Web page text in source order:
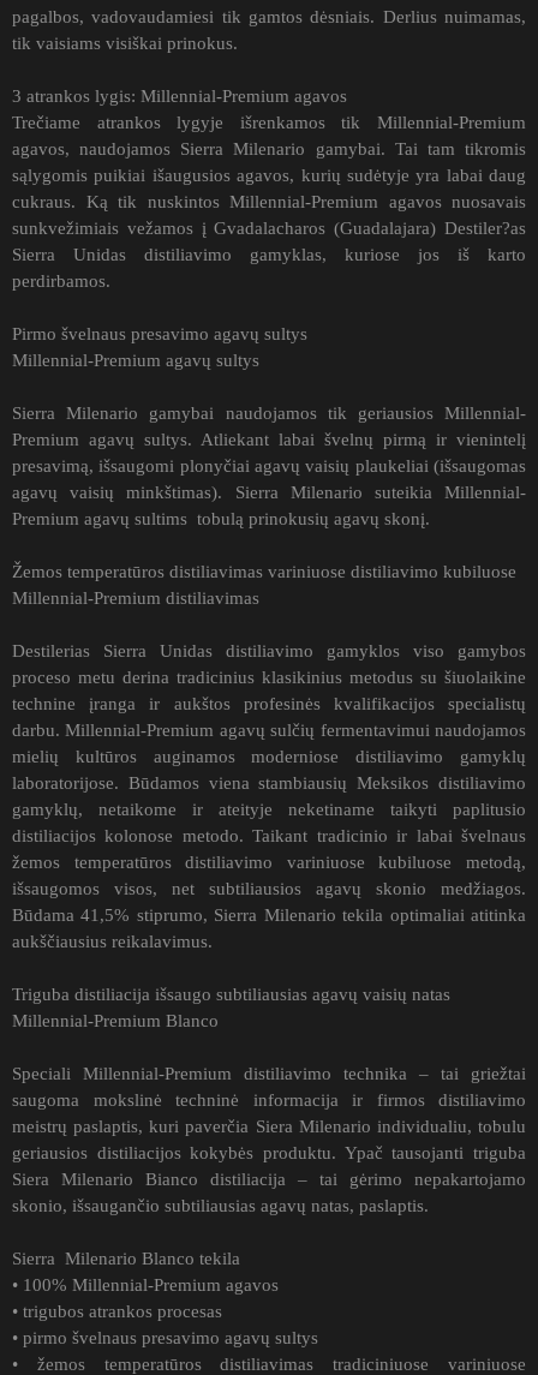
pagalbos, vadovaudamiesi tik gamtos dėsniais. Derlius nuimamas,
tik vaisiams visiškai prinokus.
3 atrankos lygis: Millennial-Premium agavos
Trečiame atrankos lygyje išrenkamos tik Millennial-Premium
agavos, naudojamos Sierra Milenario gamybai. Tai tam tikromis
sąlygomis puikiai išaugusios agavos, kurių sudėtyje yra labai daug
cukraus. Ką tik nuskintos Millennial-Premium agavos nuosavais
sunkvežimiais vežamos į Gvadalacharos (Guadalajara) Destiler?as
Sierra Unidas distiliavimo gamyklas, kuriose jos iš karto
perdirbamos.
Pirmo švelnaus presavimo agavų sultys
Millennial-Premium agavų sultys
Sierra Milenario gamybai naudojamos tik geriausios Millennial-
Premium agavų sultys. Atliekant labai švelnų pirmą ir vienintelį
presavimą, išsaugomi plonyčiai agavų vaisių plaukeliai (išsaugomas
agavų vaisių minkštimas). Sierra Milenario suteikia Millennial-
Premium agavų sultims tobulą prinokusių agavų skonį.
Žemos temperatūros distiliavimas variniuose distiliavimo kubiluose
Millennial-Premium distiliavimas
Destilerias Sierra Unidas distiliavimo gamyklos viso gamybos
proceso metu derina tradicinius klasikinius metodus su šiuolaikine
technine įranga ir aukštos profesinės kvalifikacijos specialistų
darbu. Millennial-Premium agavų sulčių fermentavimui naudojamos
mielių kultūros auginamos moderniose distiliavimo gamyklų
laboratorijose. Būdamos viena stambiausių Meksikos distiliavimo
gamyklų, netaikome ir ateityje neketiname taikyti paplitusio
distiliacijos kolonose metodo. Taikant tradicinio ir labai švelnaus
žemos temperatūros distiliavimo variniuose kubiluose metodą,
išsaugomos visos, net subtiliausios agavų skonio medžiagos.
Būdama 41,5% stiprumo, Sierra Milenario tekila optimaliai atitinka
aukščiausius reikalavimus.
Triguba distiliacija išsaugo subtiliausias agavų vaisių natas
Millennial-Premium Blanco
Speciali Millennial-Premium distiliavimo technika – tai griežtai
saugoma mokslinė techninė informacija ir firmos distiliavimo
meistrų paslaptis, kuri paverčia Siera Milenario individualiu, tobulu
geriausios distiliacijos kokybės produktu. Ypač tausojanti triguba
Siera Milenario Bianco distiliacija – tai gėrimo nepakartojamo
skonio, išsaugančio subtiliausias agavų natas, paslaptis.
Sierra Milenario Blanco tekila
• 100% Millennial-Premium agavos
• trigubos atrankos procesas
• pirmo švelnaus presavimo agavų sultys
• žemos temperatūros distiliavimas tradiciniuose variniuose